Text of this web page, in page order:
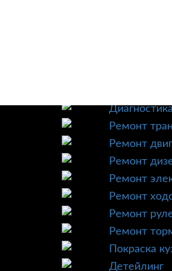
Ремонт
Ремонт
Ремонт
Ремонт
Ремонт
Ремонт
Ремонт
Покраска
Детейлинг